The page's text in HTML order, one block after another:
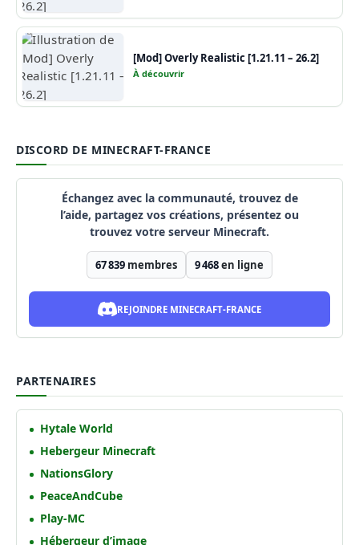
[Mod] Overly Realistic [1.21.11 – 26.2]
À découvrir
DISCORD DE MINECRAFT-FRANCE
Échangez avec la communauté, trouvez de
l’aide, partagez vos créations, présentez ou
trouvez votre serveur Minecraft.
67 839 membres 9 468en ligne
REJOINDRE MINECRAFT-FRANCE
PARTENAIRES
Hytale World
Hebergeur Minecraft
NationsGlory
PeaceAndCube
Play-MC
Hébergeur d’image